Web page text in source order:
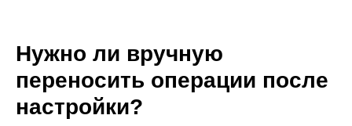
Нужно ли вручную
переносить операции после
настройки?